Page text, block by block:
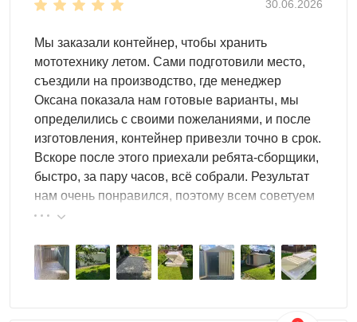
вам место на участке, если приставить постройку прямо
к дому или забору. Двускатная крыша обеспечит
практичность.
Стоит отметить, что для гаража лучше всего выбрать
усиленнуюконструкцию. Она более надежная,
поскольку оснащена дополнительными ребрами
жесткости.
Чем просторнее корпус гаража, тем больше полезного
места внутри. Помимо автомобиля или мототехники,
строительные материалы
30.06.2026
Мы заказали контейнер, чтобы хранить
мототехнику летом. Сами подготовили место,
съездили на производство, где менеджер
Оксана показала нам готовые варианты, мы
определились с своими пожеланиями, и после
изготовления, контейнер привезли точно в срок.
Вскоре после этого приехали ребята-сборщики,
быстро, за пару часов, всё собрали. Результат
нам очень понравился, поэтому всем советуем
эту фирму.